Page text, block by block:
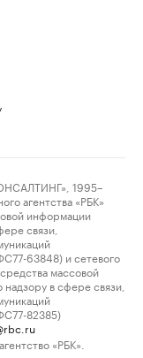
1995–
агентства «РБК»
информации
связи,
63848) и сетевого
массовой
в сфере связи,
82385)
«РБК».